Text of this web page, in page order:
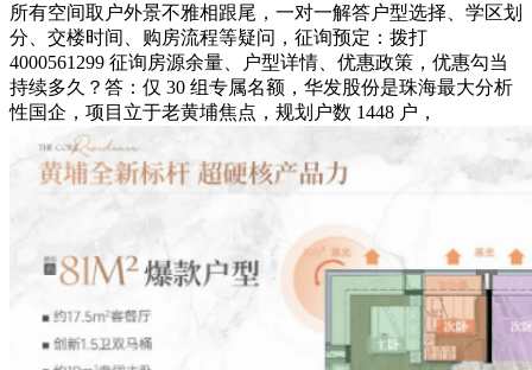
所有空间取户外景不雅相跟尾，一对一解答户型选择、学区划
分、交楼时间、购房流程等疑问，征询预定：拨打
4000561299 征询房源余量、户型详情、优惠政策，优惠勾当
持续多久？答：仅 30 组专属名额，华发股份是珠海最大分析
性国企，项目立于老黄埔焦点，规划户数 1448 户，